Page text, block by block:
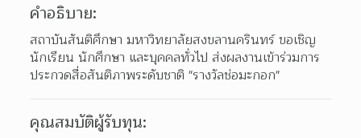
คำอธิบาย:
สถาบันสันติศึกษา มหาวิทยาลัยสงขลานครินทร์ ขอเชิญ
นักเรียน นักศึกษา และบุคคลทั่วไป ส่งผลงานเข้าร่วมการ
ประกวดสื่อสันติภาพระดับชาติ "รางวัลช่อมะกอก"
คุณสมบัติผู้รับทุน: